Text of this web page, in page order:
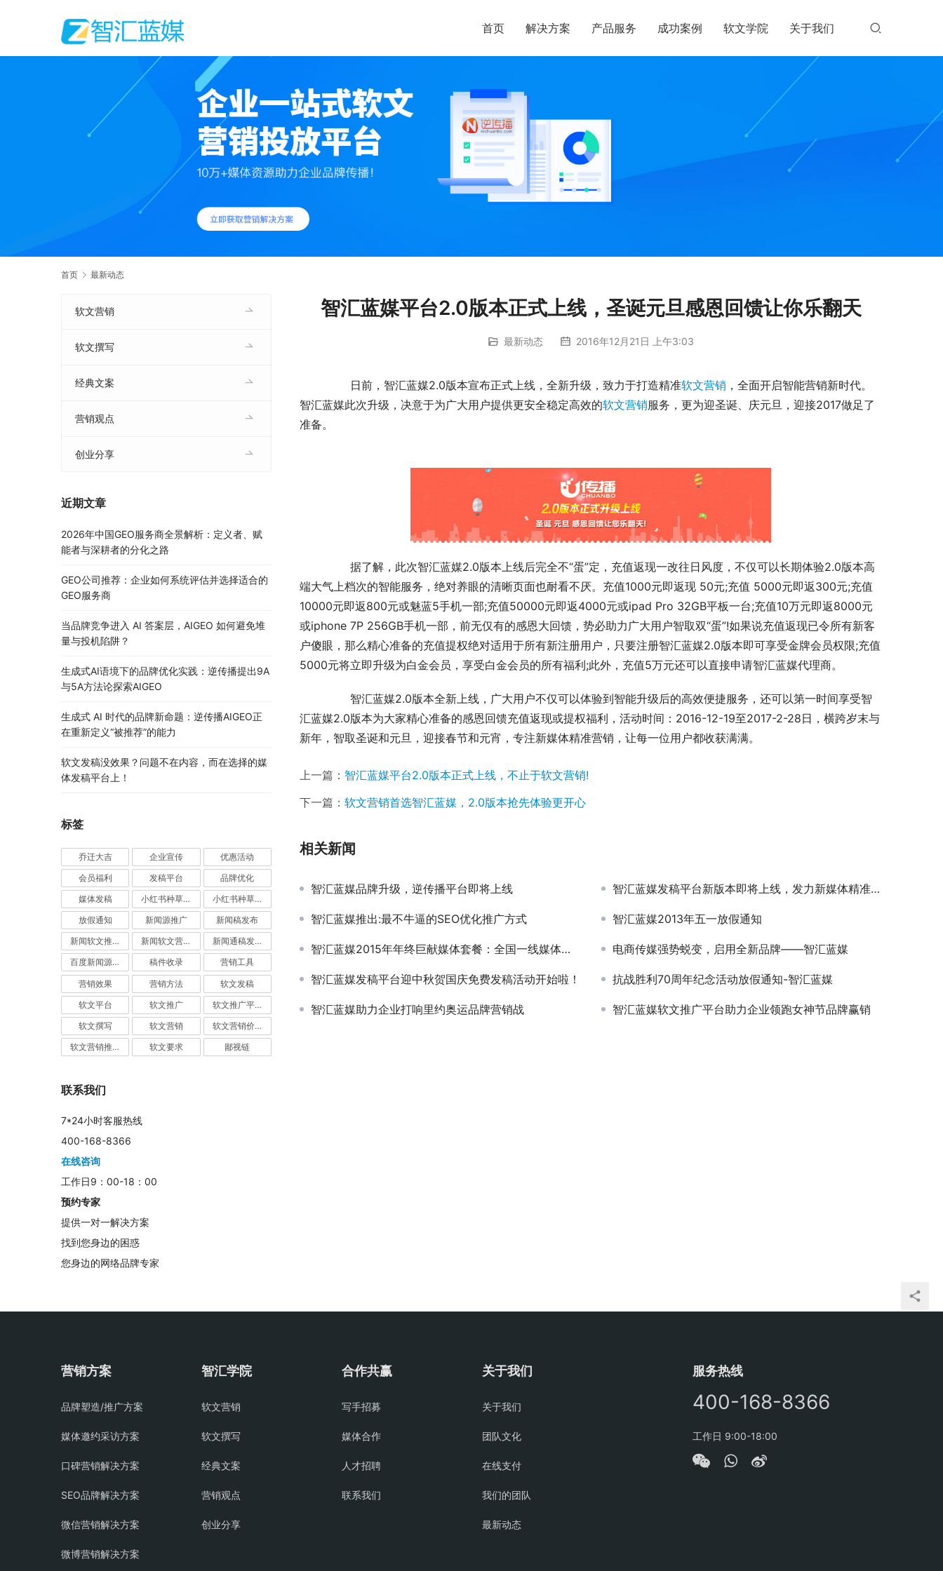
首页 解决方案 产品服务 成功案例 软文学院 关于我们
首页 最新动态
智汇蓝媒平台2.0版本正式上线，圣诞元旦感恩回馈让你乐翻天
最新动态 2016年12月21日 上午3:03
	　　日前，智汇蓝媒2.0版本宣布正式上线，全新升级，致力于打造精准
软文营销 ，全面开启智能营销新时代。
智汇蓝媒此次升级，决意于为广大用户提供更安全稳定高效的软文营销服务，更为迎圣诞、庆元旦，迎接2017做足了
准备。
端大气上档次的智能服务，绝对养眼的清晰页面也耐看不厌。充值1000元即返现 50元;充值 5000元即返300元;充值
10000元即返800元或魅蓝5手机一部;充值50000元即返4000元或ipad Pro 32GB平板一台;充值10万元即返8000元
或iphone 7P 256GB手机一部，前无仅有的感恩大回馈，势必助力广大用户智取双“蛋”!如果说充值返现已令所有新客
户傻眼，那么精心准备的充值提权绝对适用于所有新注册用户，只要注册智汇蓝媒2.0版本即可享受金牌会员权限;充值
5000元将立即升级为白金会员，享受白金会员的所有福利;此外，充值5万元还可以直接申请智汇蓝媒代理商。
汇蓝媒2.0版本为大家精心准备的感恩回馈充值返现或提权福利，活动时间：2016-12-19至2017-2-28日，横跨岁末与
新年，智取圣诞和元旦，迎接春节和元宵，专注新媒体精准营销，让每一位用户都收获满满。
上一篇： 智汇蓝媒平台2.0版本正式上线，不止于软文营销!
下一篇： 软文营销首选智汇蓝媒，2.0版本抢先体验更开心
相关新闻
智汇蓝媒品牌升级，逆传播平台即将上线 智汇蓝媒发稿平台新版本即将上线，发力新媒体精准营销！
智汇蓝媒推出:最不牛逼的SEO优化推广方式 智汇蓝媒2013年五一放假通知
智汇蓝媒2015年年终巨献媒体套餐：全国一线媒体任选20家打包2800元 电商传媒强势蜕变，启用全新品牌——智汇蓝媒
智汇蓝媒发稿平台迎中秋贺国庆免费发稿活动开始啦！ 抗战胜利70周年纪念活动放假通知-智汇蓝媒
智汇蓝媒助力企业打响里约奥运品牌营销战 智汇蓝媒软文推广平台助力企业领跑女神节品牌赢销
软文营销
软文撰写
经典文案
营销观点
创业分享
近期文章
2026年中国GEO服务商全景解析：定义者、赋
能者与深耕者的分化之路
GEO公司推荐：企业如何系统评估并选择适合的
GEO服务商
当品牌竞争进入 AI 答案层，AIGEO 如何避免堆
量与投机陷阱？
生成式AI语境下的品牌优化实践：逆传播提出9A
与5A方法论探索AIGEO
生成式 AI 时代的品牌新命题：逆传播AIGEO正
在重新定义“被推荐”的能力
软文发稿没效果？问题不在内容，而在选择的媒
体发稿平台上！
标签
乔迁大吉 企业宣传 优惠活动
会员福利 发稿平台 品牌优化
媒体发稿 小红书种草推广 小红书种草营销
放假通知 新闻源推广 新闻稿发布
新闻软文推广发稿 新闻软文营销推广 新闻通稿发布推广
百度新闻源发布 稿件收录 营销工具
营销效果 营销方法 软文发稿
软文平台 软文推广 软文推广平台
软文撰写 软文营销 软文营销价值
软文营销推广 软文要求 鄙视链
联系我们
7*24小时客服热线
400-168-8366
在线咨询
工作日9：00-18：00
预约专家
提供一对一解决方案
找到您身边的困惑
您身边的网络品牌专家
营销方案
品牌塑造/推广方案
媒体邀约采访方案
口碑营销解决方案
SEO品牌解决方案
微信营销解决方案
微博营销解决方案
智汇学院
软文营销
软文撰写
经典文案
营销观点
创业分享
合作共赢
写手招募
媒体合作
人才招聘
联系我们
关于我们
关于我们
团队文化
在线支付
我们的团队
最新动态
服务热线
400-168-8366
工作日 9:00-18:00